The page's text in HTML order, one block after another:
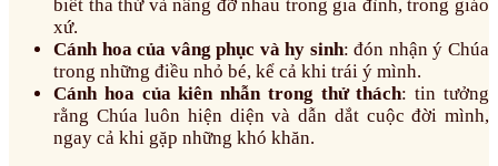
biết tha thứ và nâng đỡ nhau trong gia đình, trong giáo
xứ.
Cánh hoa của vâng phục và hy sinh: đón nhận ý Chúa
trong những điều nhỏ bé, kể cả khi trái ý mình.
Cánh hoa của kiên nhẫn trong thử thách: tin tưởng
rằng Chúa luôn hiện diện và dẫn dắt cuộc đời mình,
ngay cả khi gặp những khó khăn.